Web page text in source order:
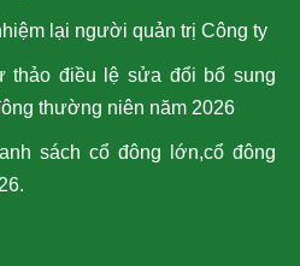
lại người quản trị Công ty
thảo điều lệ sửa đổi bổ sung
thường niên năm 2026
sách cổ đông lớn,cổ đông